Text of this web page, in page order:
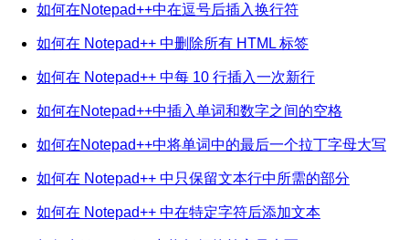
如何在Notepad++中在逗号后插入换行符
如何在 Notepad++ 中删除所有 HTML 标签
如何在 Notepad++ 中每 10 行插入一次新行
如何在Notepad++中插入单词和数字之间的空格
如何在Notepad++中将单词中的最后一个拉丁字母大写
如何在 Notepad++ 中只保留文本行中所需的部分
如何在 Notepad++ 中在特定字符后添加文本